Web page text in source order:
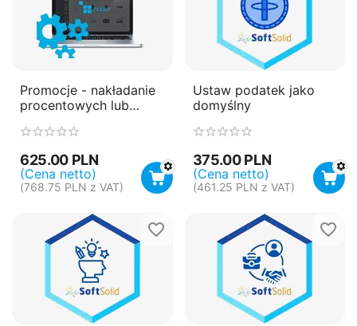
Promocje - nakładanie
procentowych lub
zależności od wielkości
rabatu
625.00 PLN
(Cena netto)
(768.75 PLN z VAT)
Ustaw podatek jako
domyślny
375.00 PLN
(Cena netto)
(461.25 PLN z VAT)